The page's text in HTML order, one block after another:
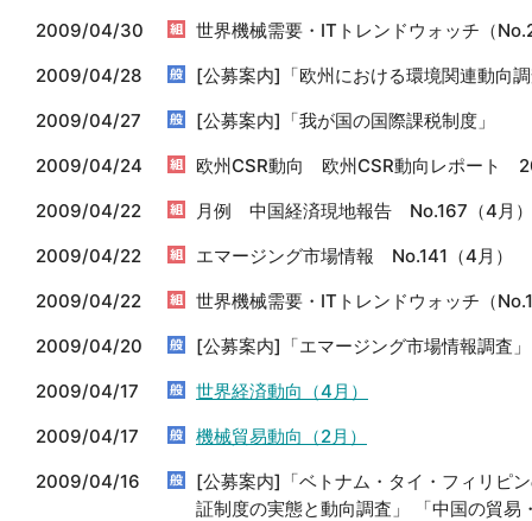
2009/04/30
世界機械需要・ITトレンドウォッチ（
2009/04/28
[公募案内]「欧州における環境関連動向
2009/04/27
[公募案内]「我が国の国際課税制度」
2009/04/24
欧州CSR動向 欧州CSR動向レポート
2009/04/22
月例 中国経済現地報告 No.167（4月）
2009/04/22
エマージング市場情報 No.141（4月）
2009/04/22
世界機械需要・ITトレンドウォッチ（
2009/04/20
[公募案内]「エマージング市場情報調査」
2009/04/17
世界経済動向（4月）
2009/04/17
機械貿易動向（2月）
2009/04/16
[公募案内]「ベトナム・タイ・フィリピ
証制度の実態と動向調査」 「中国の貿易